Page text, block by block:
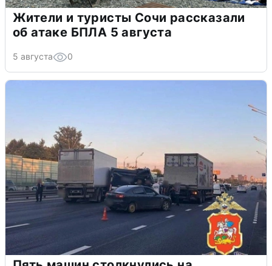
Жители и туристы Сочи рассказали
об атаке БПЛА 5 августа
5 августа 0